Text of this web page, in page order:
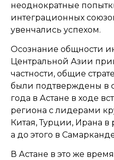
неоднократные
интеграционных
увенчались успехом.
Осознание общности
Центральной Азии
частности, общие
были подтверждены в
года в Астане в ходе
региона с лидерами
Китая, Турции, Ирана
а до этого в
В Астане в это же